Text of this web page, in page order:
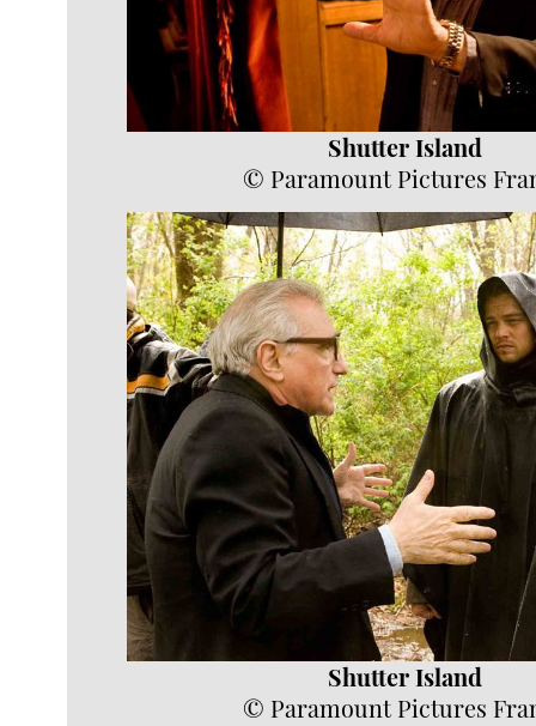
Shutter Island
© Paramount Pictures
Shutter Island
© Paramount Pictures